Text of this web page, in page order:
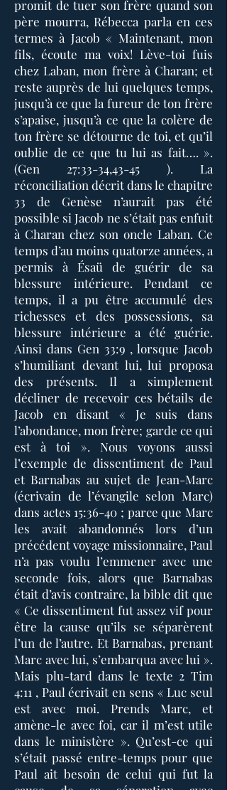
promit de tuer son frère quand son
père mourra, Rébecca parla en ces
termes à Jacob « Maintenant, mon
fils, écoute ma voix! Lève-toi fuis
chez Laban, mon frère à Charan; et
reste auprès de lui quelques temps,
jusqu’à ce que la fureur de ton frère
s’apaise, jusqu’à ce que la colère de
ton frère se détourne de toi, et qu’il
oublie de ce que tu lui as fait…. ».
(Gen 27:33-34,43-45 ). La
réconciliation décrit dans le chapitre
33 de Genèse n’aurait pas été
possible si Jacob ne s’était pas enfuit
à Charan chez son oncle Laban. Ce
temps d’au moins quatorze années, a
permis à Ésaü de guérir de sa
blessure intérieure. Pendant ce
temps, il a pu être accumulé des
richesses et des possessions, sa
blessure intérieure a été guérie.
Ainsi dans Gen 33:9 , lorsque Jacob
s’humiliant devant lui, lui proposa
des présents. Il a simplement
décliner de recevoir ces bétails de
Jacob en disant « Je suis dans
l’abondance, mon frère; garde ce qui
est à toi ». Nous voyons aussi
l’exemple de dissentiment de Paul
et Barnabas au sujet de Jean-Marc
(écrivain de l’évangile selon Marc)
dans actes 15:36-40 ; parce que Marc
les avait abandonnés lors d’un
précédent voyage missionnaire, Paul
n’a pas voulu l’emmener avec une
seconde fois, alors que Barnabas
était d’avis contraire, la bible dit que
« Ce dissentiment fut assez vif pour
être la cause qu’ils se séparèrent
l’un de l’autre. Et Barnabas, prenant
Marc avec lui, s’embarqua avec lui ».
Mais plu-tard dans le texte 2 Tim
4:11 , Paul écrivait en sens « Luc seul
est avec moi. Prends Marc, et
amène-le avec foi, car il m’est utile
dans le ministère ». Qu’est-ce qui
s’était passé entre-temps pour que
Paul ait besoin de celui qui fut la